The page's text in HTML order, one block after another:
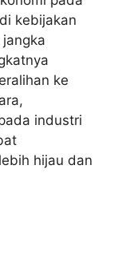
kebijakan
ke
industri
hijau dan